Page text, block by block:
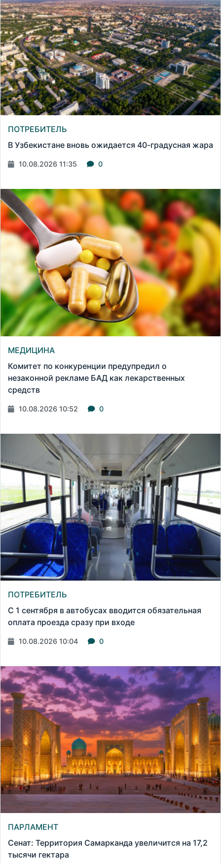
ПОТРЕБИТЕЛЬ
В Узбекистане вновь ожидается 40-градусная жара
10.08.2026 11:35 0
МЕДИЦИНА
Комитет по конкуренции предупредил о
незаконной рекламе БАД как лекарственных
средств
10.08.2026 10:52 0
ПОТРЕБИТЕЛЬ
С 1 сентября в автобусах вводится обязательная
оплата проезда сразу при входе
10.08.2026 10:04 0
ПАРЛАМЕНТ
Сенат: Территория Самарканда увеличится на 17,2
тысячи гектара